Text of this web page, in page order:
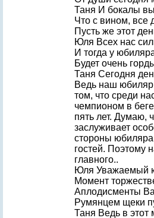
Таня И бокалы
Что с вином, все
Пусть же этот
Юля Всех нас
И тогда у
Будет очень
Таня Сегодня
Ведь наш юбиляр
том, что среди
чемпионом в
пять лет. Думаю,
заслуживает
стороны
гостей. Поэтому
главного..
Юля Уважаемый
Момент
Аплодисменты
Румянцем щеки
Таня Ведь в этот